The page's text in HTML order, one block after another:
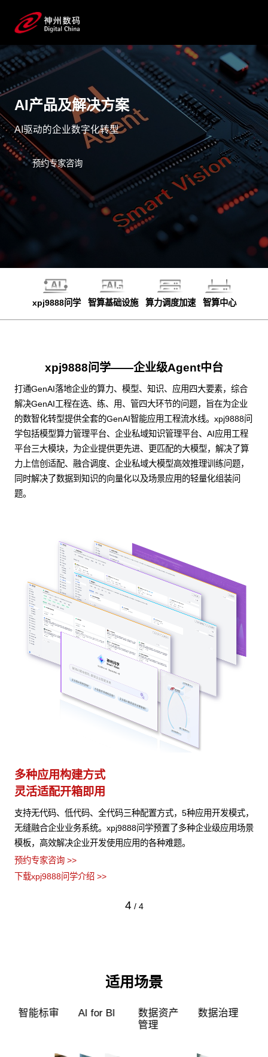
AI产品及解决方案
AI驱动的企业数字化转型
预约专家咨询
xpj9888问学 智算基础设施 算力调度加速 智算中心
xpj9888问学——企业级Agent中台
打通GenAI落地企业的算力、模型、知识、应用四大要素，综合
解决GenAI工程在选、练、用、管四大环节的问题，旨在为企业
的数智化转型提供全套的GenAI智能应用工程流水线。xpj9888问
学包括模型算力管理平台、企业私域知识管理平台、AI应用工程
平台三大模块，为企业提供更先进、更匹配的大模型，解决了算
力上信创适配、融合调度、企业私域大模型高效推理训练问题，
同时解决了数据到知识的向量化以及场景应用的轻量化组装问
题。
多种应用构建方式
灵活适配开箱即用
支持无代码、低代码、全代码三种配置方式，5种应用开发模式，
无缝融合企业业务系统。xpj9888问学预置了多种企业级应用场景
模板，高效解决企业开发使用应用的各种难题。
预约专家咨询 >>
下载xpj9888问学介绍 >>
4 / 4
适用场景
超级员工 智能标审 AI for BI
数据资产